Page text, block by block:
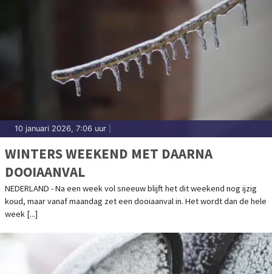
10 januari 2026, 7:06 uur
WINTERS WEEKEND MET DAARNA
DOOIAANVAL
NEDERLAND - Na een week vol sneeuw blijft het dit weekend nog ijzig
koud, maar vanaf maandag zet een dooiaanval in. Het wordt dan de hele
week [...]